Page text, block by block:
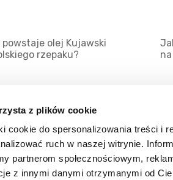
z plików cookie
cookie do spersonalizowania treści i
ruch w naszej witrynie.
partnerom społecznościowym,
z innymi danymi otrzymanymi od
powstaje olej Kujawski
rzepaku?
Mapa serwisu
Kanały RSS